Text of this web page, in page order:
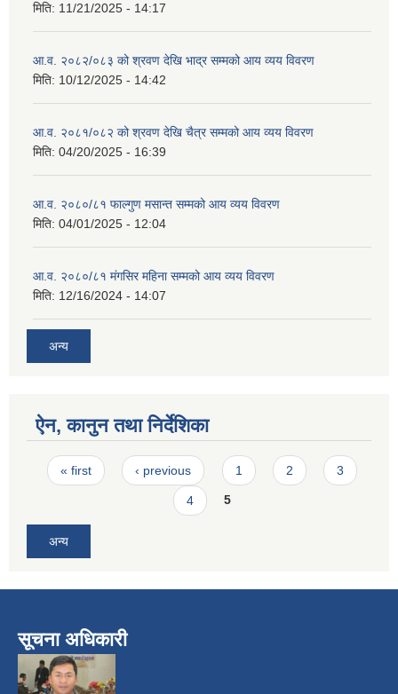
मिति: 11/21/2025 - 14:17
आ.व. २०८२/०८३ को श्रवण देखि भाद्र सम्मको आय व्यय विवरण
मिति: 10/12/2025 - 14:42
आ.व. २०८१/०८२ को श्रवण देखि चैत्र सम्मको आय व्यय विवरण
मिति: 04/20/2025 - 16:39
आ.व. २०८०/८१ फाल्गुण मसान्त सम्मको आय व्यय विवरण
मिति: 04/01/2025 - 12:04
आ.व. २०८०/८१ मंगसिर महिना सम्मको आय व्यय विवरण
मिति: 12/16/2024 - 14:07
अन्य
ऐन, कानुन तथा निर्देशिका
Pages
« first ‹ previous 1 2 3
4 5
अन्य
सूचना अधिकारी